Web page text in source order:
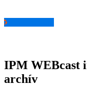
pozrieť záznam
IPM WEBcast
archív